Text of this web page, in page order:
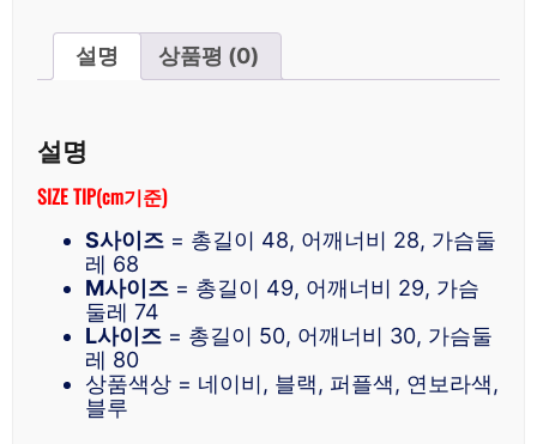
설명 상품평 (0)
설명
SIZE TIP(cm기준)
S사이즈 = 총길이 48, 어깨너비 28, 가슴둘
레 68
M사이즈 = 총길이 49, 어깨너비 29, 가슴
둘레 74
L사이즈 = 총길이 50, 어깨너비 30, 가슴둘
레 80
상품색상 = 네이비, 블랙, 퍼플색, 연보라색,
블루